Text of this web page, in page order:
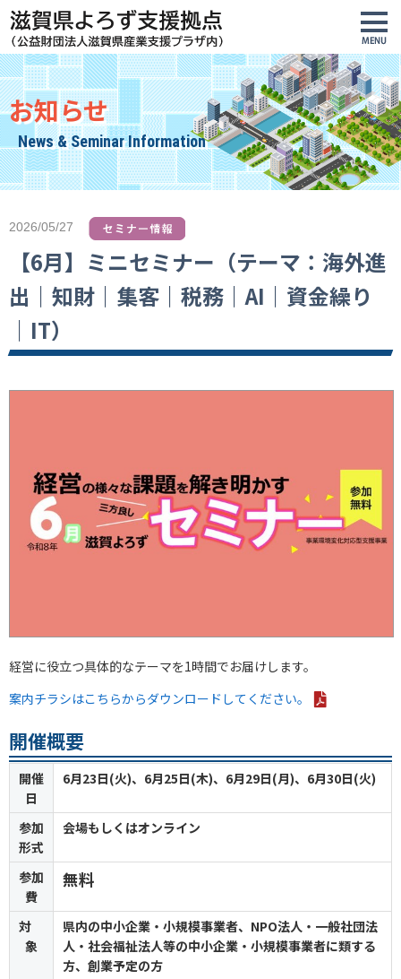
お知らせ
News & Seminar Information
2026/05/27
【6月】ミニセミナー（テーマ：海外進
出｜知財｜集客｜税務｜AI｜資金繰り
｜IT）
経営に役立つ具体的なテーマを1時間でお届けします。
案内チラシはこちらからダウンロードしてください。
開催概要
開催
日
6月23日(火)、6月25日(木)、6月29日(月)、6月30日(火)
参加
形式
会場もしくはオンライン
参加
費
無料
対
象
県内の中小企業・小規模事業者、NPO法人・一般社団法
人・社会福祉法人等の中小企業・小規模事業者に類する
方、創業予定の方